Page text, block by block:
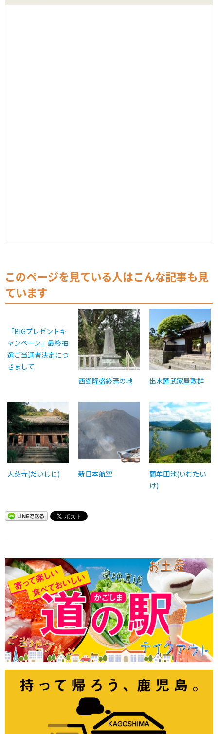
このページを見ている人はこんな記事も見
ています
「BIGプレゼントキ
ャンペーン」最終抽
選ご当選者決定につ
きまして
西郷隆盛終焉の地
出水麓武家屋敷群
大慈寺(だいじじ) 新日本航空
藺牟田池(いむたい
け)